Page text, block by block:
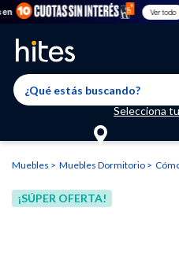
Ver todo
Selecciona
El producto ha sido
El producto ha sido agregado a
Llegaste al límite de productos
uno nuevo ingresa a “Mi
Muebles Muebles Dormitorio
¡SÚPER OFERTA!